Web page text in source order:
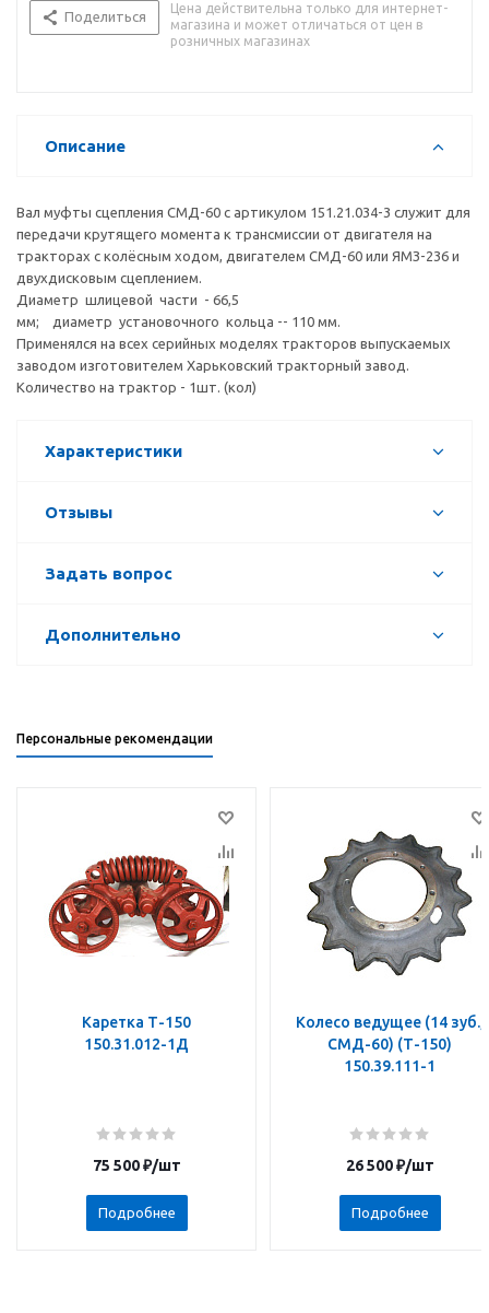
Поделиться
Цена действительна только для интернет-
магазина и может отличаться от цен в
розничных магазинах
Описание
Вал муфты сцепления СМД-60 с артикулом 151.21.034-3 служит для
передачи крутящего момента к трансмиссии от двигателя на
тракторах с колёсным ходом, двигателем СМД-60 или ЯМЗ-236 и
двухдисковым сцеплением.
Диаметр шлицевой части - 66,5
мм; диаметр установочного кольца -- 110 мм.
Применялся на всех серийных моделях тракторов выпускаемых
заводом изготовителем Харьковский тракторный завод.
Количество на трактор - 1шт. (кол)
Характеристики
Отзывы
Задать вопрос
Дополнительно
Персональные рекомендации
Каретка Т-150
150.31.012-1Д
75 500₽/шт
Подробнее
Колесо ведущее (14 зуб.,
СМД-60) (Т-150)
150.39.111-1
26 500₽/шт
Подробнее